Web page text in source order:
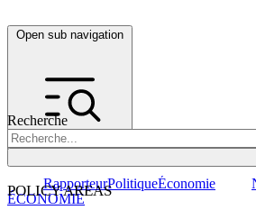
Open sub navigation
Recherche
POLICY AREAS
RapporteurPolitiqueÉconomie
ÉCONOMIE